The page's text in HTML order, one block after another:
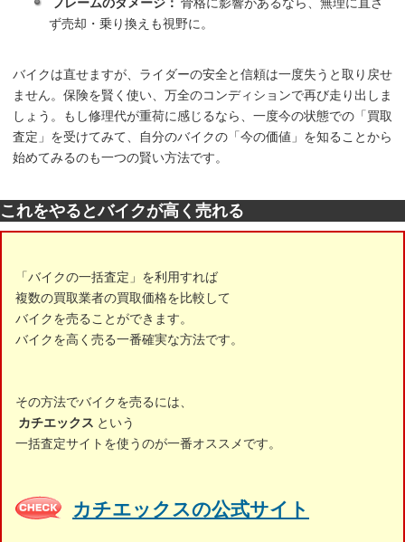
ず売却・乗り換えも視野に。
バイクは直せますが、ライダーの安全と信頼は一度失うと取り戻せ
ません。保険を賢く使い、万全のコンディションで再び走り出しま
しょう。もし修理代が重荷に感じるなら、一度今の状態での「買取
査定」を受けてみて、自分のバイクの「今の価値」を知ることから
始めてみるのも一つの賢い方法です。
これをやるとバイクが高く売れる
「バイクの一括査定」を利用すれば
複数の買取業者の買取価格を比較して
バイクを売ることができます。
バイクを高く売る一番確実な方法です。
その方法でバイクを売るには、
カチエックス という
一括査定サイトを使うのが一番オススメです。
カチエックスの公式サイト